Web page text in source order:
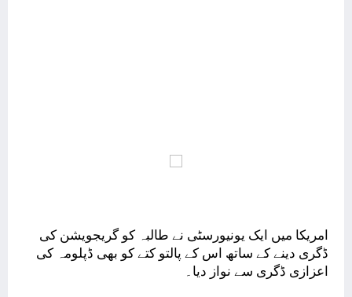
امریکا میں ایک یونیورسٹی نے طالبہ کو گریجویشن کی
ڈگری دینے کے ساتھ اس کے پالتو کتے کو بھی ڈپلومہ کی
اعزازی ڈگری سے نواز دیا۔